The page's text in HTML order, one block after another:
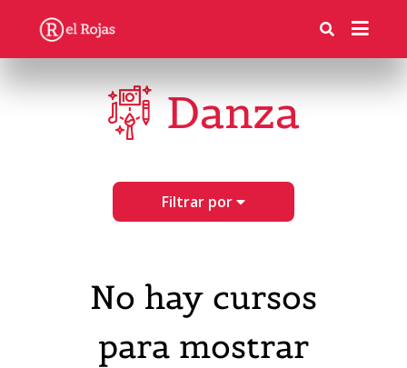
Danza
Filtrar por
No hay cursos
para mostrar